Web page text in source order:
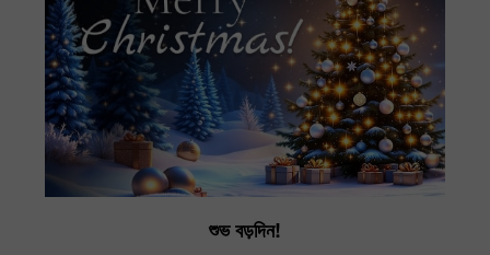
শুভ বড়দিন!